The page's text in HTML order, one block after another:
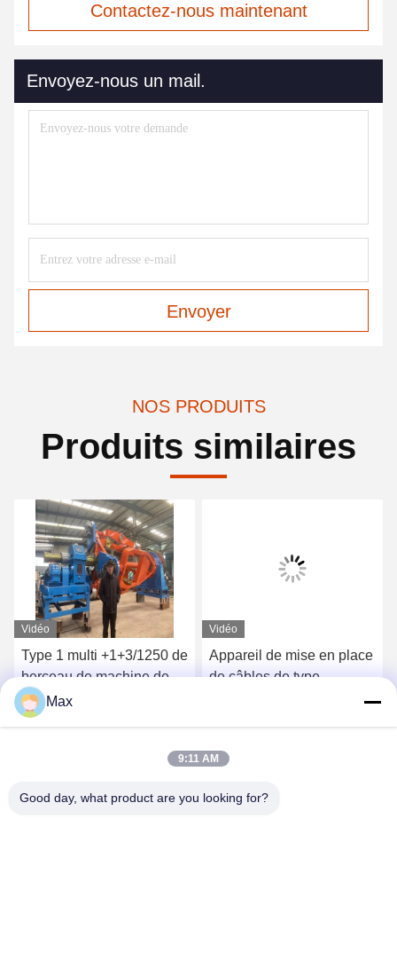
Contactez-nous maintenant
Envoyez-nous un mail.
Envoyer
NOS PRODUITS
Produits similaires
Vidéo
Type 1 multi +1+3/1250 de
berceau de machine de
fabrication de câbles de
puissance du noyau
Obtenez le meilleur prix
Vidéo
Appareil de mise en place
de câbles de type
Max
9:11 AM
Good day, what product are you looking for?